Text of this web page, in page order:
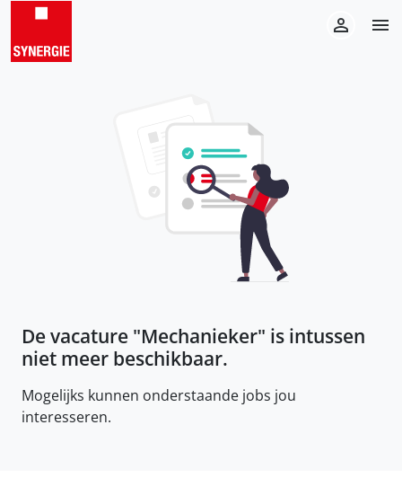
De vacature "Mechanieker" is intussen
niet meer beschikbaar.
Mogelijks kunnen onderstaande jobs jou
interesseren.